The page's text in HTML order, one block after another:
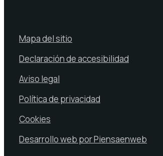
Mapa del sitio
Declaración de accesibilidad
Aviso legal
Política de privacidad
Cookies
Desarrollo web por Piensaenweb